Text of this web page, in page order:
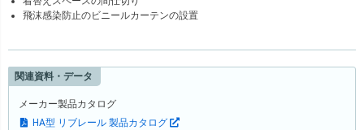
飛沫感染防止のビニールカーテンの設置
関連資料・データ
メーカー製品カタログ
HA型 リブレール 製品カタログ